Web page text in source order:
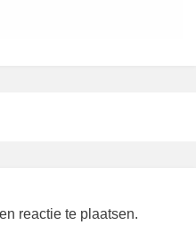
reactie te plaatsen.